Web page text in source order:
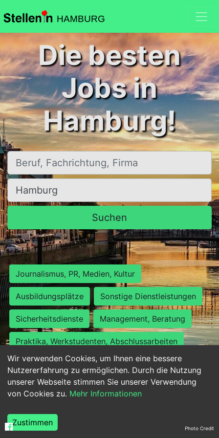
HAMBURG
Wir verwenden Cookies, um Ihnen eine bessere
Nutzererfahrung zu ermöglichen. Durch die Nutzung
unserer Webseite stimmen Sie unserer Verwendung
von Cookies zu. Mehr Informationen
Zustimmen
Die besten
Jobs in
Hamburg!
Beruf, Fachrichtung, Firma
Ort, Stadt
Suchen
Journalismus, PR, Medien, Kultur
Ausbildungsplätze Sonstige Dienstleistungen
Sicherheitsdienste Management, Beratung
Praktika, Werkstudenten, Abschlussarbeiten
Personalwesen Assistenz, Sekretariat
Hilfskräfte, Aushilfs- und Nebenjobs
Weiterbildung, Studium, duale Ausbildung Photo Credit